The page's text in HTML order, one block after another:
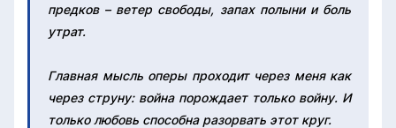
предков – ветер свободы, запах полыни и боль
утрат.
Главная мысль оперы проходит через меня как
через струну: война порождает только войну. И
только любовь способна разорвать этот круг.